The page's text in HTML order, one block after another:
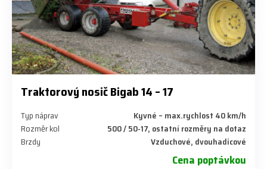
Traktorový nosič Bigab 14 – 17
Typ náprav
Kyvné – max.rychlost 40 km/h
Rozměr kol
500 / 50-17, ostatní rozměry na dotaz
Brzdy
Vzduchové, dvouhadicové
Cena poptávkou